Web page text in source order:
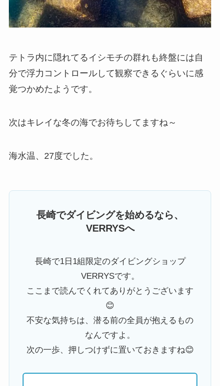
テトラ内に隠れてるイシモチの群れも終盤には自
分で浮力コントロールして観察できるぐらいに感
覚つかめたようです。
次はキレイな冬の海でお待ちしてますね～
海水温、27度でした。
長崎でダイビングを始めるなら、
VERRYSへ
長崎で1日1組限定のダイビングショップ
VERRYSです。
ここまで読んでくれてありがとうございます
😊
不安な気持ちは、潜る前の全員が抱えるもの
なんですよ。
次の一歩、押しつけずに置いておきますね😊